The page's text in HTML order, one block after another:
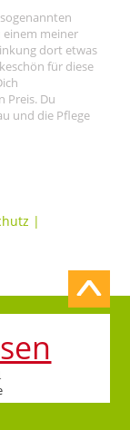
einem meiner
dort etwas
für diese
Preis. Du
und die Pflege
|